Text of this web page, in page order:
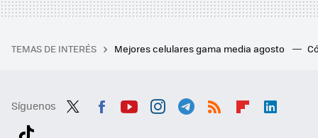
TEMAS DE INTERÉS Mejores celulares gama media agosto
Síguenos